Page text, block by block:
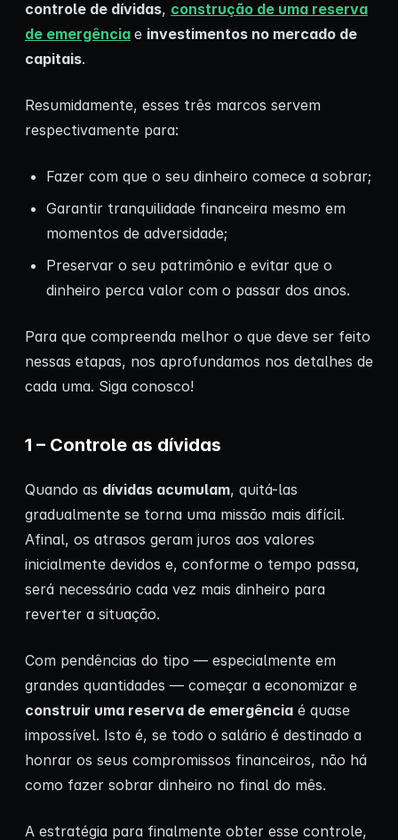
controle de dívidas, construção de uma reserva
de emergência e investimentos no mercado de
capitais.
Resumidamente, esses três marcos servem
respectivamente para:
Fazer com que o seu dinheiro comece a sobrar;
Garantir tranquilidade financeira mesmo em
momentos de adversidade;
Preservar o seu patrimônio e evitar que o
dinheiro perca valor com o passar dos anos.
Para que compreenda melhor o que deve ser feito
nessas etapas, nos aprofundamos nos detalhes de
cada uma. Siga conosco!
1 – Controle as dívidas
Quando as dívidas acumulam, quitá-las
gradualmente se torna uma missão mais difícil.
Afinal, os atrasos geram juros aos valores
inicialmente devidos e, conforme o tempo passa,
será necessário cada vez mais dinheiro para
reverter a situação.
Com pendências do tipo — especialmente em
grandes quantidades — começar a economizar e
construir uma reserva de emergência é quase
impossível. Isto é, se todo o salário é destinado a
honrar os seus compromissos financeiros, não há
como fazer sobrar dinheiro no final do mês.
A estratégia para finalmente obter esse controle,